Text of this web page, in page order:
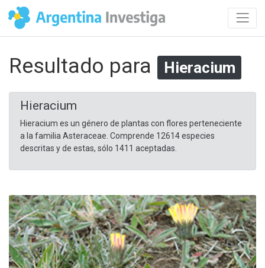
Resultado para Hieracium
Hieracium
Hieracium es un género de plantas con flores perteneciente
a la familia Asteraceae. Comprende 12614 especies
descritas y de estas, sólo 1411 aceptadas.